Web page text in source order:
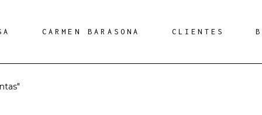
CARMEN BARASONA CLIENTES